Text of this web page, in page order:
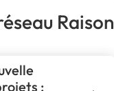
Raison
: